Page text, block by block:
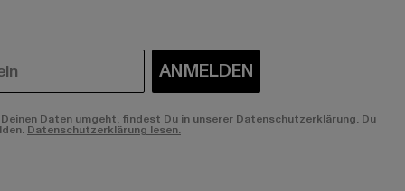
ANMELDEN
Daten umgeht, findest Du in unserer Datenschutzerklärung. Du
Datenschutzerklärung lesen.